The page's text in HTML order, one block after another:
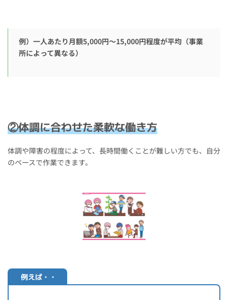
例）一人あたり月額5,000円～15,000円程度が平均（事業
所によって異なる）
②体調に合わせた柔軟な働き方
体調や障害の程度によって、長時間働くことが難しい方でも、自分
のペースで作業できます。
例えば・・